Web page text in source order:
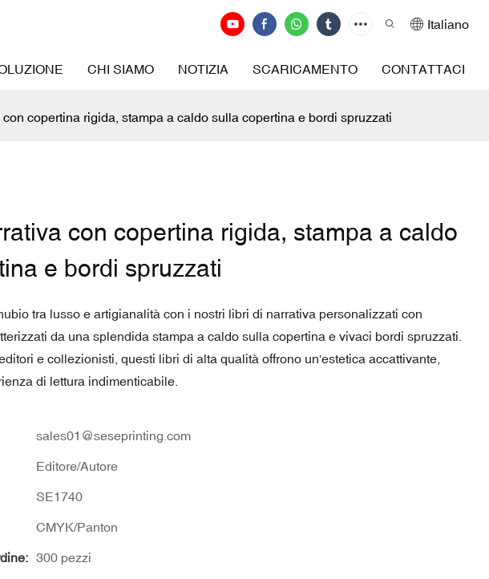
Italiano
CHI SIAMO NOTIZIA SCARICAMENTO CONTATTACI
copertina rigida, stampa a caldo sulla copertina e bordi spruzzati
con copertina rigida, stampa a caldo
e bordi spruzzati
tra lusso e artigianalità con i nostri libri di narrativa personalizzati con
da una splendida stampa a caldo sulla copertina e vivaci bordi spruzzati.
e collezionisti, questi libri di alta qualità offrono un'estetica accattivante,
di lettura indimenticabile.
sales01@seseprinting.com
Editore/Autore
SE1740
CMYK/Panton
300 pezzi